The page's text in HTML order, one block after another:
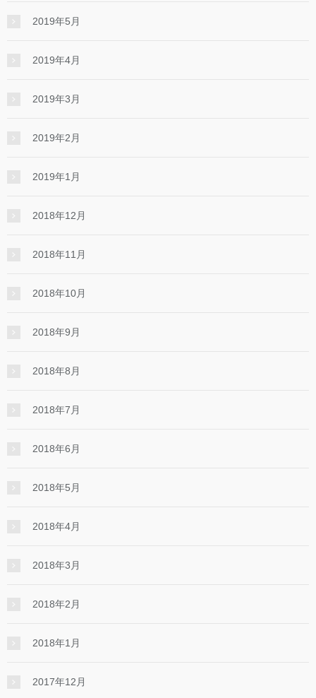
2019年5月
2019年4月
2019年3月
2019年2月
2019年1月
2018年12月
2018年11月
2018年10月
2018年9月
2018年8月
2018年7月
2018年6月
2018年5月
2018年4月
2018年3月
2018年2月
2018年1月
2017年12月